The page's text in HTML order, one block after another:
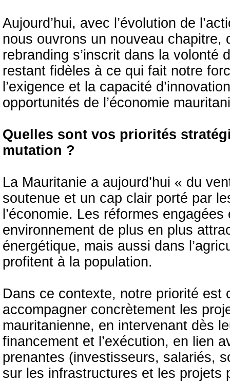
Aujourd’hui, avec l’évolution de
nous ouvrons un nouveau
rebranding s’inscrit dans la volonté
restant fidèles à ce qui fait notre
l’exigence et la capacité
opportunités de l’économie
Quelles sont vos priorités
mutation ?
La Mauritanie a aujourd’hui « du
soutenue et un cap clair porté par
l’économie. Les réformes
environnement de plus en plus
énergétique, mais aussi dans
profitent à la population.
Dans ce contexte, notre priorité est
accompagner concrètement les
mauritanienne, en intervenant dès
financement et l’exécution, en lien
prenantes (investisseurs, salariés,
sur les infrastructures et les projets